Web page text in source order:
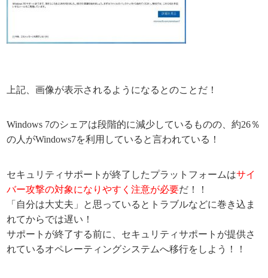
上記、画像が表示されるようになるとのことだ！
Windows 7のシェアは段階的に減少しているものの、約26％
の人がWindows7を利用していると言われている！
セキュリティサポートが終了したプラットフォームはサイ
バー攻撃の対象になりやすく注意が必要だ！！
「自分は大丈夫」と思っているとトラブルなどに巻き込ま
れてからでは遅い！
サポートが終了する前に、セキュリティサポートが提供さ
れているオペレーティングシステムへ移行をしよう！！